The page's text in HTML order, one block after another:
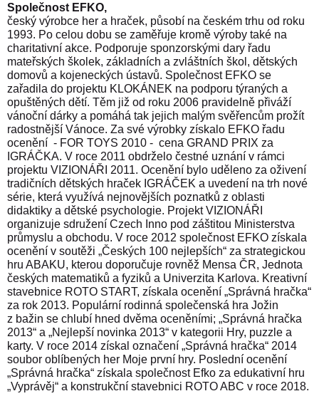
Společnost EFKO,
český výrobce her a hraček, působí na českém trhu od roku
1993. Po celou dobu se zaměřuje kromě výroby také na
charitativní akce. Podporuje sponzorskými dary řadu
mateřských školek, základních a zvláštních škol, dětských
domovů a kojeneckých ústavů. Společnost EFKO se
zařadila do projektu KLOKÁNEK na podporu týraných a
opuštěných dětí. Těm již od roku 2006 pravidelně přiváží
vánoční dárky a pomáhá tak jejich malým svěřencům prožít
radostnější Vánoce. Za své výrobky získalo EFKO řadu
ocenění - FOR TOYS 2010 - cena GRAND PRIX za
IGRÁČKA. V roce 2011 obdrželo čestné uznání v rámci
projektu VIZIONÁŘI 2011. Ocenění bylo uděleno za oživení
tradičních dětských hraček IGRÁČEK a uvedení na trh nové
série, která využívá nejnovějších poznatků z oblasti
didaktiky a dětské psychologie. Projekt VIZIONÁŘI
organizuje sdružení Czech Inno pod záštitou Ministerstva
průmyslu a obchodu. V roce 2012 společnost EFKO získala
ocenění v soutěži „Českých 100 nejlepších“ za strategickou
hru ABAKU, kterou doporučuje rovněž Mensa ČR, Jednota
českých matematiků a fyziků a Univerzita Karlova. Kreativní
stavebnice ROTO START, získala ocenění „Správná hračka“
za rok 2013. Populární rodinná společenská hra Jožin
z bažin se chlubí hned dvěma oceněními; „Správná hračka
2013“ a „Nejlepší novinka 2013“ v kategorii Hry, puzzle a
karty. V roce 2014 získal označení „Správná hračka“ 2014
soubor oblíbených her Moje první hry. Poslední ocenění
„Správná hračka“ získala společnost Efko za edukativní hru
„Vyprávěj“ a konstrukční stavebnici ROTO ABC v roce 2018.